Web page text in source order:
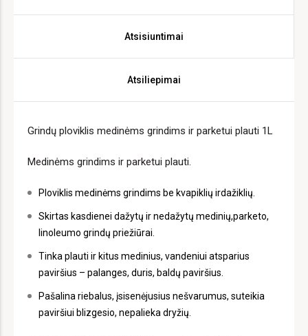
Atsisiuntimai
Atsiliepimai
Grindų ploviklis medinėms grindims ir parketui plauti 1L
Medinėms grindims ir parketui plauti.
Ploviklis medinėms grindims be kvapiklių irdažiklių.
‍Skirtas kasdienei dažytų ir nedažytų medinių,parketo,
linoleumo grindų priežiūrai.
Tinka plauti ir kitus medinius, vandeniui atsparius
paviršius – palanges, duris, baldų paviršius.
Pašalina riebalus, įsisenėjusius nešvarumus, suteikia
paviršiui blizgesio, nepalieka dryžių.